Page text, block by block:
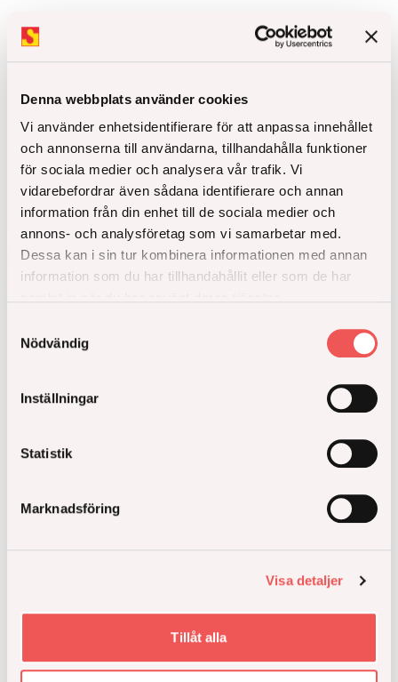
Denna webbplats använder cookies
Vi använder enhetsidentifierare för att anpassa innehållet
och annonserna till användarna, tillhandahålla funktioner
för sociala medier och analysera vår trafik. Vi
vidarebefordrar även sådana identifierare och annan
information från din enhet till de sociala medier och
annons- och analysföretag som vi samarbetar med.
Dessa kan i sin tur kombinera informationen med annan
information som du har tillhandahållit eller som de har
Nödvändig
Inställningar
Statistik
Marknadsföring
Visa detaljer
Tillåt alla